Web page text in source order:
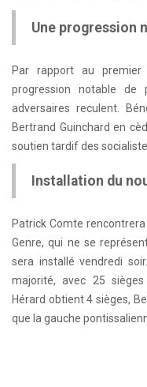
Une progression
Par rapport au premier
progression notable de
adversaires reculent.
Bertrand Guinchard en
soutien tardif des
Installation du
Patrick Comte
Genre, qui ne se
sera installé vendredi
majorité, avec 25 sièges
Hérard obtient 4 sièges,
que la gauche